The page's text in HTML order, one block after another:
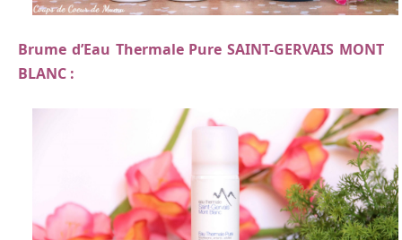
Brume d’Eau Thermale Pure SAINT-GERVAIS MONT
BLANC :